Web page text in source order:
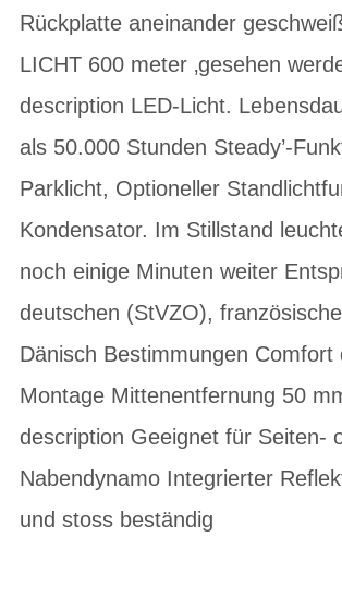
Rückplatte aneinander
LICHT 600 meter ‚gesehen
description LED-Licht.
als 50.000 Stunden Steady’-
Parklicht, Optioneller
Kondensator. Im Stillstand
noch einige Minuten weiter
deutschen (StVZO),
Dänisch Bestimmungen Comfort
Montage Mittenentfernung 50
description Geeignet für Seiten-
Nabendynamo Integrierter
und stoss beständig